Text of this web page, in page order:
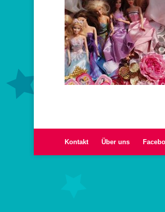
Kontakt Über uns